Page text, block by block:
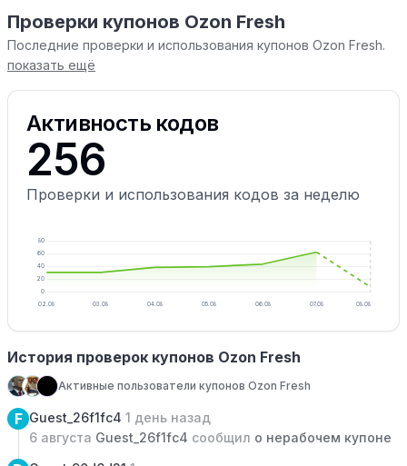
Проверки купонов Ozon Fresh
Последние проверки и использования купонов Ozon Fresh.
показать ещё
Активность кодов
256
Проверки и использования кодов за неделю
0
20
40
60
80
02.08 03.08 04.08 05.08 06.08 07.08 08.08
История проверок купонов Ozon Fresh
Активные пользователи купонов Ozon Fresh
F Guest_26f1fc4 1 день назад
6 августа Guest_26f1fc4 сообщил о нерабочем купоне